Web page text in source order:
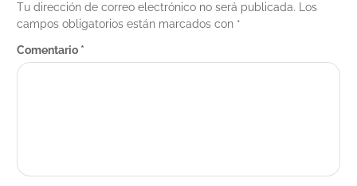
Tu dirección de correo electrónico no será publicada. Los
campos obligatorios están marcados con *
Comentario *